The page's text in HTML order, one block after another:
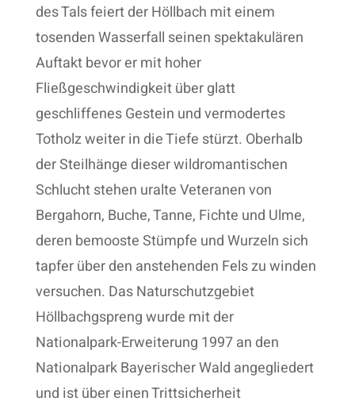
des Tals feiert der Höllbach mit einem
tosenden Wasserfall seinen spektakulären
Auftakt bevor er mit hoher
Fließgeschwindigkeit über glatt
geschliffenes Gestein und vermodertes
Totholz weiter in die Tiefe stürzt. Oberhalb
der Steilhänge dieser wildromantischen
Schlucht stehen uralte Veteranen von
Bergahorn, Buche, Tanne, Fichte und Ulme,
deren bemooste Stümpfe und Wurzeln sich
tapfer über den anstehenden Fels zu winden
versuchen. Das Naturschutzgebiet
Höllbachgspreng wurde mit der
Nationalpark-Erweiterung 1997 an den
Nationalpark Bayerischer Wald angegliedert
und ist über einen Trittsicherheit